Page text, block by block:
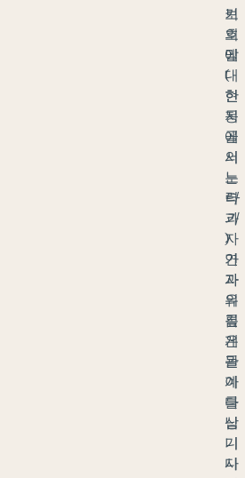
키
의
말
(
현
지
에
서
는
타
키
)
가
자
유
롭
게
돌
아
다
닙
니
다
보
호
에
대
한
몽
골
의
노
력
과
자
연
과
의
깊
은
관
계
를
상
기
시